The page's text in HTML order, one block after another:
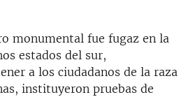
monumental fue fugaz en la
estados del sur,
a los ciudadanos de la raza
instituyeron pruebas de